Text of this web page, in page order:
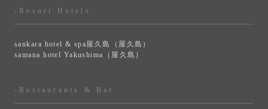
-Resort Hotels
sankara hotel & spa屋久島（屋久島）
samana hotel Yakushima（屋久島）
-Restaurants & Bar